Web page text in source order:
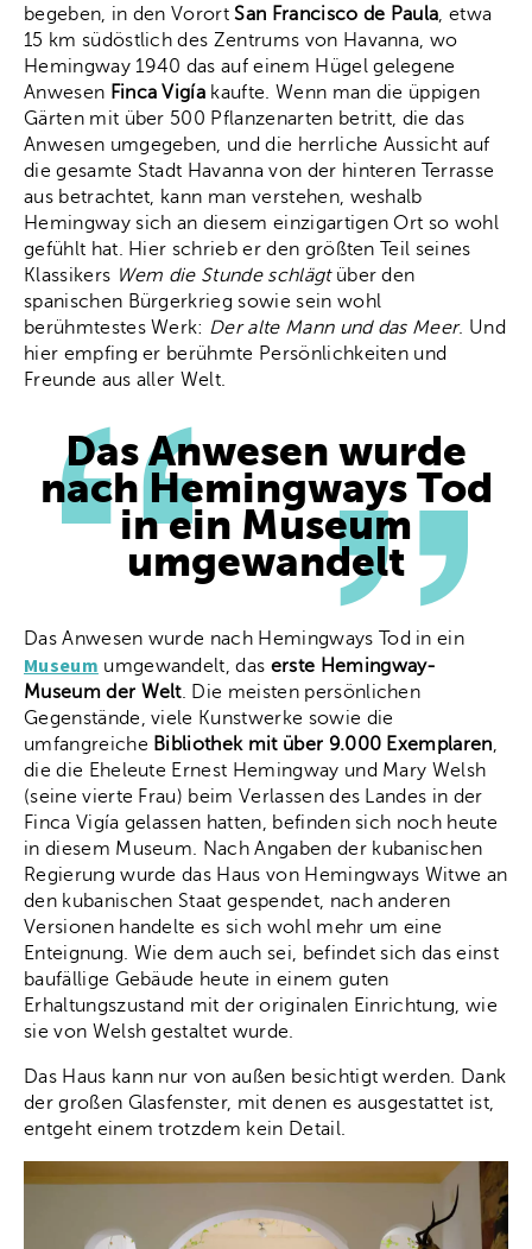
begeben, in den VorortSan Francisco de Paula, etwa
15 km südöstlich des Zentrums von Havanna, wo
Hemingway 1940 das auf einem Hügel gelegene
Anwesen Finca Vigía kaufte. Wenn man die üppigen
Gärten mit über 500 Pflanzenarten betritt, die das
Anwesen umgegeben, und die herrliche Aussicht auf
die gesamte Stadt Havanna von der hinteren Terrasse
aus betrachtet, kann man verstehen, weshalb
Hemingway sich an diesem einzigartigen Ort so wohl
gefühlt hat. Hier schrieb er den größten Teil seines
Klassikers Wem die Stunde schlägtüber den
spanischen Bürgerkrieg sowie sein wohl
berühmtestes Werk: Der alte Mann und das Meer. Und
hier empfing er berühmte Persönlichkeiten und
Freunde aus aller Welt.
Das Anwesen wurde
nach Hemingways Tod
in ein Museum
umgewandelt
Das Anwesen wurde nach Hemingways Tod in ein
Museum umgewandelt, das erste Hemingway-
Museum der Welt. Die meisten persönlichen
Gegenstände, viele Kunstwerke sowie die
umfangreiche Bibliothek mit über 9.000 Exemplaren,
die die Eheleute Ernest Hemingway und Mary Welsh
(seine vierte Frau) beim Verlassen des Landes in der
Finca Vigía gelassen hatten, befinden sich noch heute
in diesem Museum. Nach Angaben der kubanischen
Regierung wurde das Haus von Hemingways Witwe an
den kubanischen Staat gespendet, nach anderen
Versionen handelte es sich wohl mehr um eine
Enteignung. Wie dem auch sei, befindet sich das einst
baufällige Gebäude heute in einem guten
Erhaltungszustand mit der originalen Einrichtung, wie
sie von Welsh gestaltet wurde.
Das Haus kann nur von außen besichtigt werden. Dank
der großen Glasfenster, mit denen es ausgestattet ist,
entgeht einem trotzdem kein Detail.